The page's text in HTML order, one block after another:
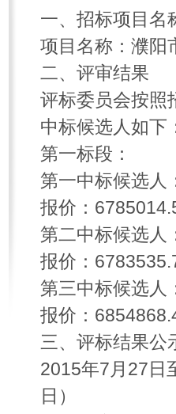
一、招标项目名
项目名称：濮阳
二、评审结果
评标委员会按照
中标候选人如下
第一标段：
第一中标候选人
报价：
第二中标候选人
报价：
第三中标候选人
报价：
三、评标结果公
2015年7月27日
日）